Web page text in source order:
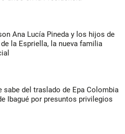
Ana Lucía Pineda y los hijos de
la Espriella, la nueva familia
sabe del traslado de Epa Colombia
Ibagué por presuntos privilegios